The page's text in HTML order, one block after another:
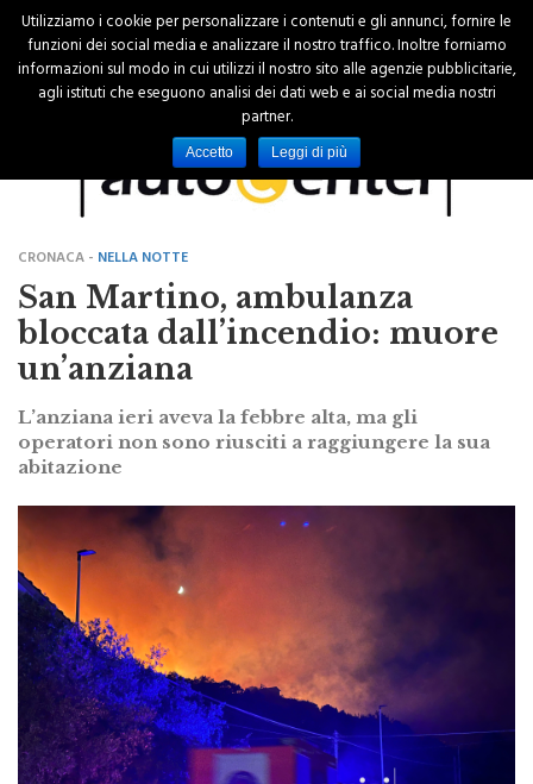
CRONACA -NELLA NOTTE
San Martino, ambulanza
bloccata dall’incendio: muore
un’anziana
L’anziana ieri aveva la febbre alta, ma gli
operatori non sono riusciti a raggiungere la sua
Utilizziamo i cookie per personalizzare i contenuti e gli annunci, fornire le
funzioni dei social media e analizzare il nostro traffico. Inoltre forniamo
informazioni sul modo in cui utilizzi il nostro sito alle agenzie pubblicitarie,
agli istituti che eseguono analisi dei dati web e ai social media nostri
partner.
Accetto Leggi di più